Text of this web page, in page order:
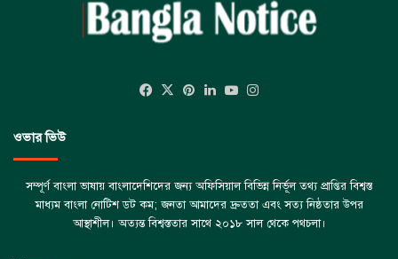
Facebook
X Pinterest
LinkedInYouTube
ওভার ভিউ
সম্পূর্ণ বাংলা ভাষায় বাংলাদেশিদের জন্য অফিসিয়াল বিভিন্ন নির্ভূল তথ্য প্রাপ্তির বিশ্বস্ত
মাধ্যম বাংলা নোটিশ ডট কম; জনতা আমাদের দ্রুততা এবং সত্য নিষ্ঠতার উপর
আস্থাশীল। অত্যন্ত বিশ্বস্ততার সাথে ২০১৮ সাল থেকে পথচলা।